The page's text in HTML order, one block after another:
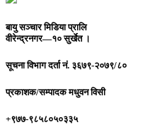
बायु सञ्चार मिडिया प्रालि
वीरेन्द्रनगर—१० सुर्खेत ।
सूचना विभाग दर्ता नं. ३६७९-२०७९/८०
प्रकाशक/सम्पादकमधुवन विसी
+९७७-९८५८०५०३३५